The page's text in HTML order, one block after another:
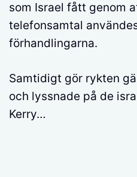
som Israel fått genom
telefonsamtal
förhandlingarna.
Samtidigt gör rykten
och lyssnade på de
Kerry…